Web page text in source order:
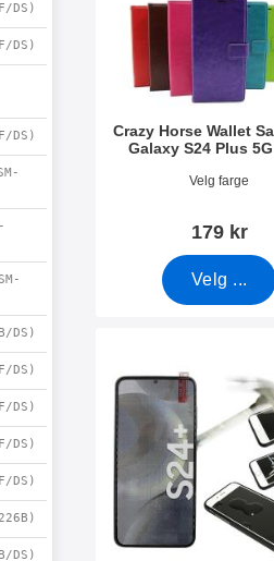
DS)
DS)
DS)
DS)
DS)
DS)
DS)
DS)
DS)
Crazy Horse Wallet
Galaxy S24 Plus
Varenummer 49919
Velg farge
179 kr
Velg ...
Skjermbeskyttelse av glass